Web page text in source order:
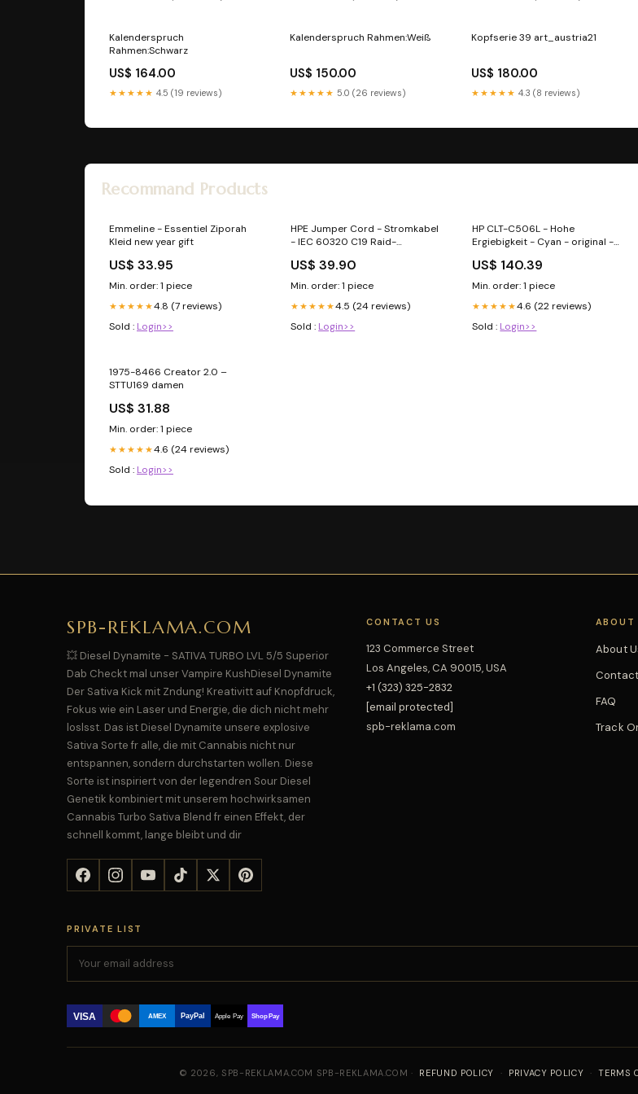
Kalenderspruch
Rahmen:Schwarz
US$ 164.00
★★★★★ 4.5 (19 reviews)
Kalenderspruch Rahmen:Weiß
US$ 150.00
★★★★★ 5.0 (26 reviews)
Kopfserie 39 art_austria21
US$ 180.00
★★★★★ 4.3 (8 reviews)
Recommand Products
Emmeline - Essentiel Ziporah
Kleid new year gift
US$ 33.95
Min. order: 1 piece
★★★★★4.8 (7 reviews)
Sold : Login>>
HPE Jumper Cord - Stromkabel
- IEC 60320 C19 Raid-
US$ 39.90
Min. order: 1 piece
★★★★★4.5 (24 reviews)
Sold : Login>>
HP CLT-C506L - Hohe
Ergiebigkeit - Cyan - original -
MicroSD Karten
US$ 140.39
Min. order: 1 piece
★★★★★4.6 (22 reviews)
Sold : Login>>
1975-8466 Creator 2.0 –
STTU169 damen
US$ 31.88
Min. order: 1 piece
★★★★★4.6 (24 reviews)
Sold : Login>>
SPB-REKLAMA.COM
💥 Diesel Dynamite - SATIVA TURBO LVL 5/5 Superior
Dab Checkt mal unser Vampire KushDiesel Dynamite
Der Sativa Kick mit Zndung! Kreativitt auf Knopfdruck,
Fokus wie ein Laser und Energie, die dich nicht mehr
loslsst. Das ist Diesel Dynamite unsere explosive
Sativa Sorte fr alle, die mit Cannabis nicht nur
entspannen, sondern durchstarten wollen. Diese
Sorte ist inspiriert von der legendren Sour Diesel
Genetik kombiniert mit unserem hochwirksamen
Cannabis Turbo Sativa Blend fr einen Effekt, der
schnell kommt, lange bleibt und dir
CONTACT US
123 Commerce Street
Los Angeles, CA 90015, USA
+1 (323) 325-2832
[email protected]
spb-reklama.com
ABOUT
About
FAQ
Track
PRIVATE LIST
VISA AMEX PayPal Apple Pay Shop Pay
© 2026, SPB-REKLAMA.COM SPB-REKLAMA.COM · REFUND POLICY · PRIVACY POLICY · TERMS